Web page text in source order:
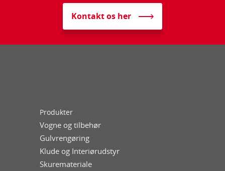
Kontakt os her
Produkter
Vogne og tilbehør
Gulvrengøring
Klude og Interiørudstyr
Skuremateriale